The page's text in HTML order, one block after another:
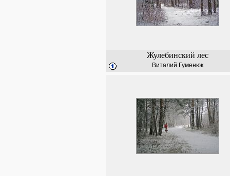
Жулебинский лес
Виталий Гуменюк